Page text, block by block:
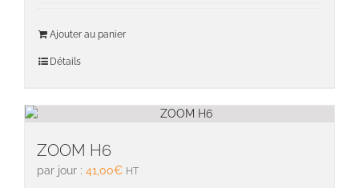
Ajouter au panier
Détails
ZOOM H6
par jour : 41,00€ HT